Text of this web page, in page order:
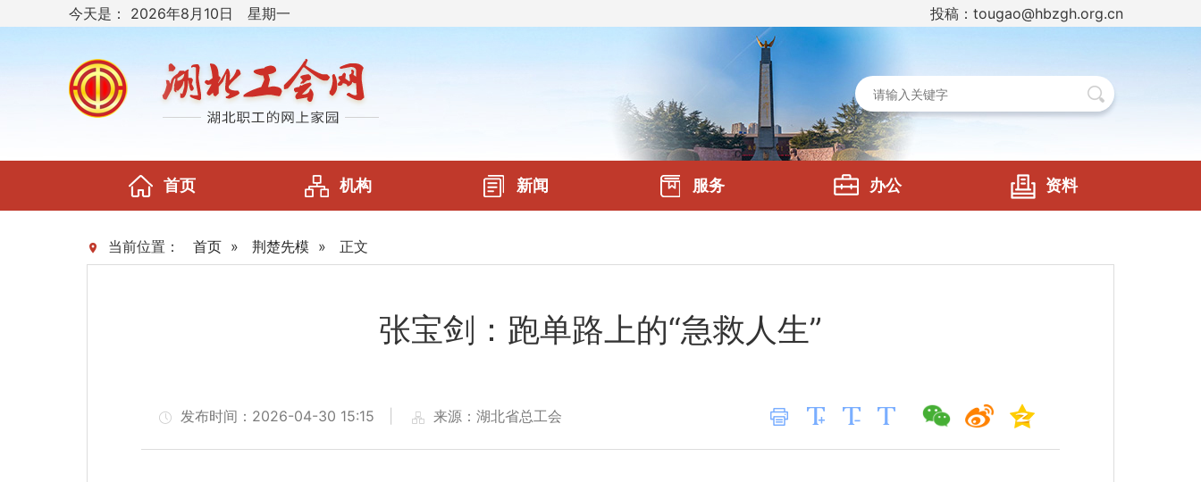
今天是： 2026年8月10日 星期一 投稿：tougao@hbzgh.org.cn
首页 机构 新闻 服务 办公 资料
当前位置： 首页 » 荆楚先模 » 正文
张宝剑：跑单路上的“急救人生”
发布时间：2026-04-30 15:15 来源：湖北省总工会